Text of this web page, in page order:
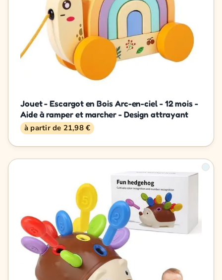
Jouet - Escargot en Bois Arc-en-ciel - 12 mois -
Aide à ramper et marcher - Design attrayant
à partir de 21,98 €